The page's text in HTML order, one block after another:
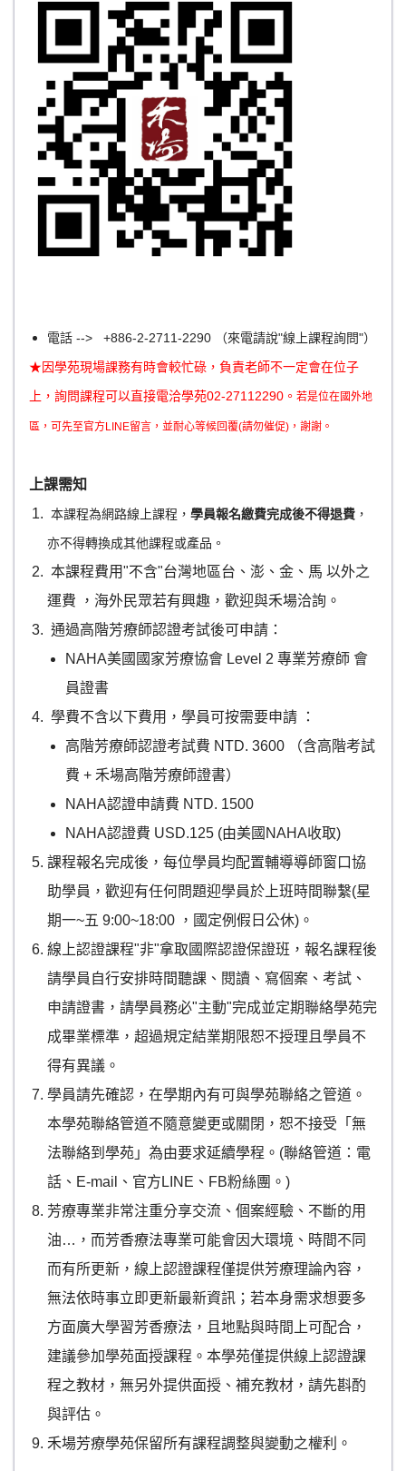
電話 --> +886-2-2711-2290 （來電請說"線上課程詢問"）
★因學苑現場課務有時會較忙碌，負責老師不一定會在位子
上，詢問課程可以直接電洽學苑02-27112290。 若是位在國外地
區，可先至官方LINE留言，並耐心等候回覆(請勿催促)，謝謝。
上課需知
本課程為網路線上課程， 學員報名繳費完成後不得退費 ，
亦不得轉換成其他課程或產品。
本課程費用"不含"台灣地區台、澎、金、馬 以外之
運費 ，海外民眾若有興趣，歡迎與禾場洽詢。
通過高階芳療師認證考試後可申請：
NAHA美國國家芳療協會 Level 2 專業芳療師 會
員證書
學費不含以下費用，學員可按需要申請 ：
高階芳療師認證考試費 NTD. 3600 （含高階考試
費 + 禾場高階芳療師證書）
NAHA認證申請費 NTD. 1500
NAHA認證費 USD.125 (由美國NAHA收取)
課程報名完成後，每位學員均配置輔導導師窗口協
助學員，歡迎有任何問題迎學員於上班時間聯繫(星
期一~五 9:00~18:00 ，國定例假日公休)。
線上認證課程"非"拿取國際認證保證班，報名課程後
請學員自行安排時間聽課、閱讀、寫個案、考試、
申請證書，請學員務必"主動"完成並定期聯絡學苑完
成畢業標準，超過規定結業期限恕不授理且學員不
得有異議。
學員請先確認，在學期內有可與學苑聯絡之管道。
本學苑聯絡管道不隨意變更或關閉，恕不接受「無
法聯絡到學苑」為由要求延續學程。(聯絡管道：電
話、E-mail、官方LINE、FB粉絲團。)
芳療專業非常注重分享交流、個案經驗、不斷的用
油…，而芳香療法專業可能會因大環境、時間不同
而有所更新，線上認證課程僅提供芳療理論內容，
無法依時事立即更新最新資訊；若本身需求想要多
方面廣大學習芳香療法，且地點與時間上可配合，
建議參加學苑面授課程。本學苑僅提供線上認證課
程之教材，無另外提供面授、補充教材，請先斟酌
與評估。
禾場芳療學苑保留所有課程調整與變動之權利。